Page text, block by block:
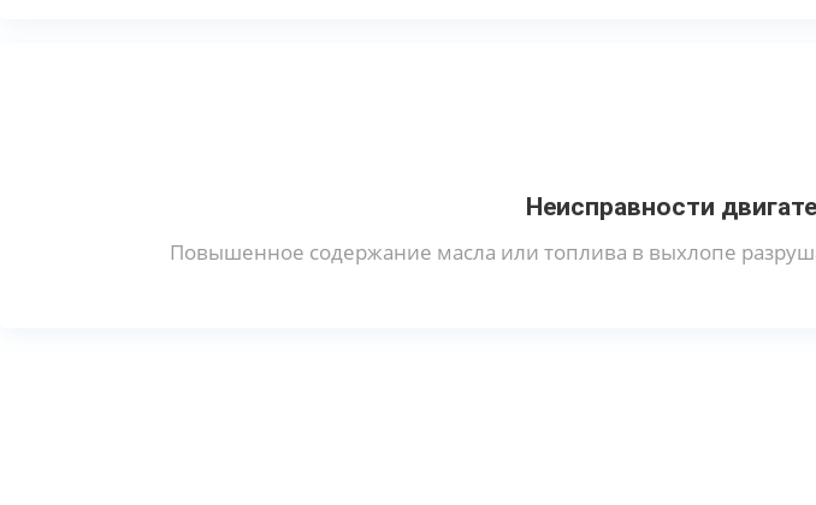
Неисправности
Повышенное содержание масла или топлива в выхлопе